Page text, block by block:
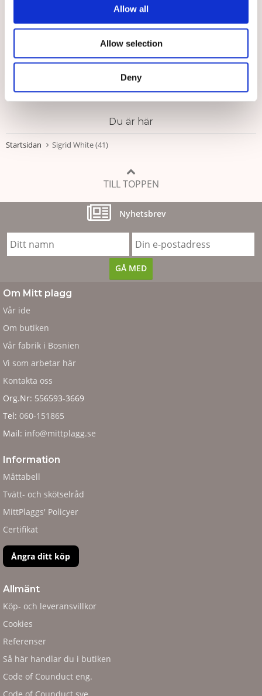
Allow all
Allow selection
Deny
529 kr 599 kr
Du är här
Startsidan Sigrid White (41)
TILL TOPPEN
Nyhetsbrev
Om Mitt plagg
Vår ide
Om butiken
Vår fabrik i Bosnien
Vi som arbetar här
Kontakta oss
Org.Nr: 556593-3669
Tel: 060-151865
Mail: info@mittplagg.se
Information
Måttabell
Tvätt- och skötselråd
MittPlaggs' Policyer
Certifikat
Ångra ditt köp
Allmänt
Köp- och leveransvillkor
Cookies
Referenser
Så här handlar du i butiken
Code of Counduct eng.